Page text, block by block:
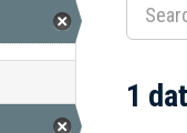
1